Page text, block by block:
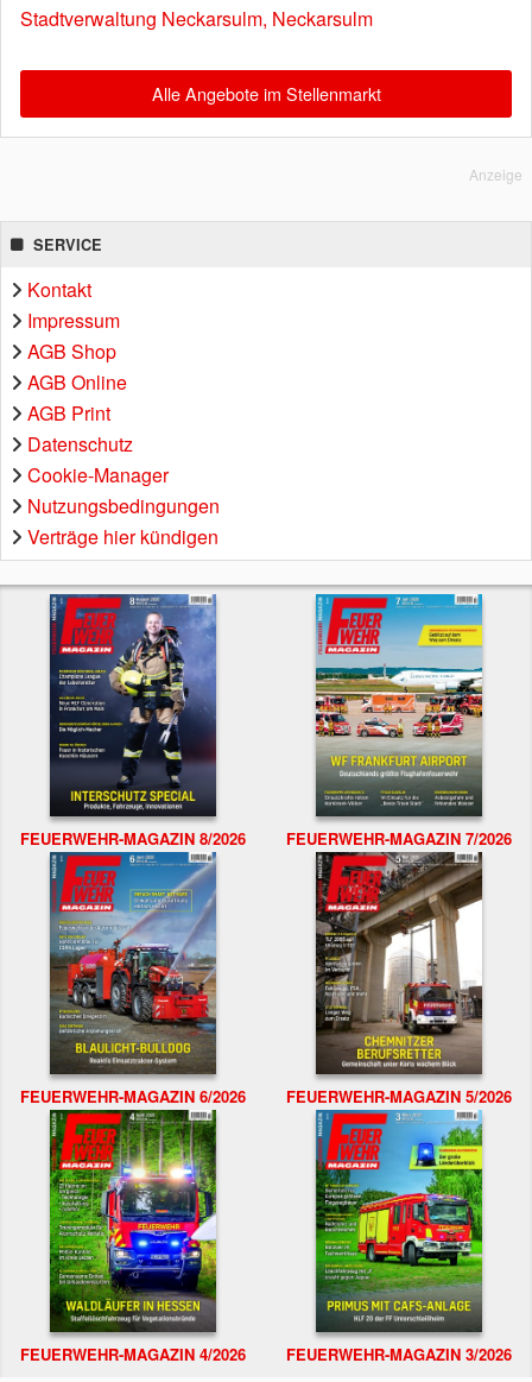
Stadtverwaltung Neckarsulm, Neckarsulm
Alle Angebote im Stellenmarkt
Anzeige
SERVICE
Kontakt
Impressum
AGB Shop
AGB Online
AGB Print
Datenschutz
Cookie-Manager
Nutzungsbedingungen
Verträge hier kündigen
FEUERWEHR-MAGAZIN 8/2026 FEUERWEHR-MAGAZIN 7/2026
FEUERWEHR-MAGAZIN 6/2026 FEUERWEHR-MAGAZIN 5/2026
FEUERWEHR-MAGAZIN 4/2026 FEUERWEHR-MAGAZIN 3/2026